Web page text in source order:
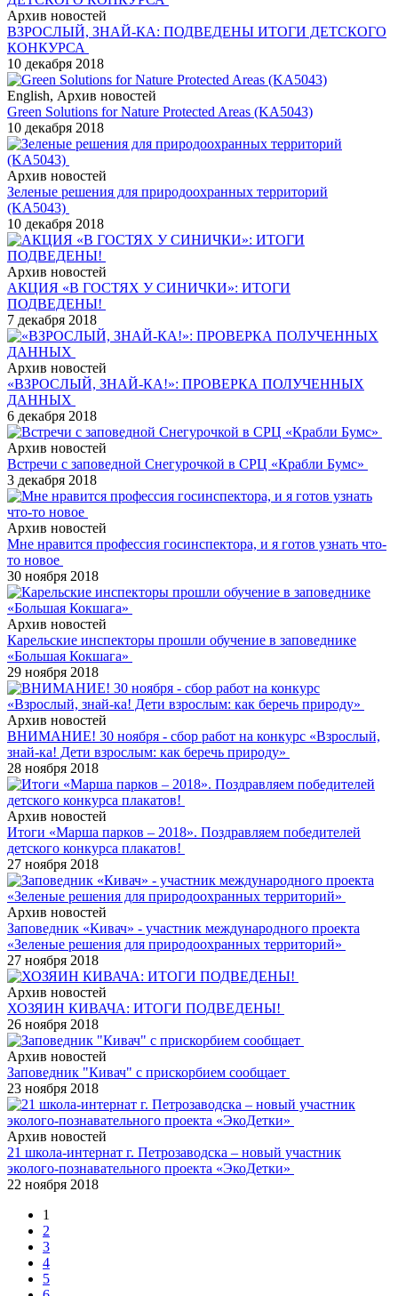
Архив новостей
ВЗРОСЛЫЙ, ЗНАЙ-КА: ПОДВЕДЕНЫ ИТОГИ ДЕТСКОГО
КОНКУРСА
10 декабря 2018
English, Архив новостей
Green Solutions for Nature Protected Areas (KA5043)
10 декабря 2018
Архив новостей
Зеленые решения для природоохранных территорий
(KA5043)
10 декабря 2018
Архив новостей
АКЦИЯ «В ГОСТЯХ У СИНИЧКИ»: ИТОГИ
ПОДВЕДЕНЫ!
7 декабря 2018
Архив новостей
«ВЗРОСЛЫЙ, ЗНАЙ-КА!»: ПРОВЕРКА ПОЛУЧЕННЫХ
ДАННЫХ
6 декабря 2018
Архив новостей
Встречи с заповедной Снегурочкой в СРЦ «Крабли Бумс»
3 декабря 2018
Архив новостей
Мне нравится профессия госинспектора, и я готов узнать что-
то новое
30 ноября 2018
Архив новостей
Карельские инспекторы прошли обучение в заповеднике
«Большая Кокшага»
29 ноября 2018
Архив новостей
ВНИМАНИЕ! 30 ноября - сбор работ на конкурс «Взрослый,
знай-ка! Дети взрослым: как беречь природу»
28 ноября 2018
Архив новостей
Итоги «Марша парков – 2018». Поздравляем победителей
детского конкурса плакатов!
27 ноября 2018
Архив новостей
Заповедник «Кивач» - участник международного проекта
«Зеленые решения для природоохранных территорий»
27 ноября 2018
Архив новостей
ХОЗЯИН КИВАЧА: ИТОГИ ПОДВЕДЕНЫ!
26 ноября 2018
Архив новостей
Заповедник "Кивач" с прискорбием сообщает
23 ноября 2018
Архив новостей
21 школа-интернат г. Петрозаводска – новый участник
эколого-познавательного проекта «ЭкоДетки»
22 ноября 2018
1
2
3
4
5